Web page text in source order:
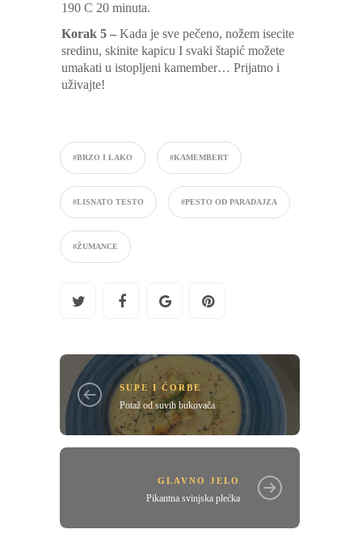
190 C 20 minuta.
Korak 5 – Kada je sve pečeno, nožem isecite
sredinu, skinite kapicu I svaki štapić možete
umakati u istopljeni kamember… Prijatno i
uživajte!
#BRZO I LAKO #KAMEMBERT
#LISNATO TESTO #PESTO OD PARADAJZA
#ŽUMANCE
SUPE I ČORBE
Potaž od suvih bukovača
GLAVNO JELO
Pikantna svinjska plećka